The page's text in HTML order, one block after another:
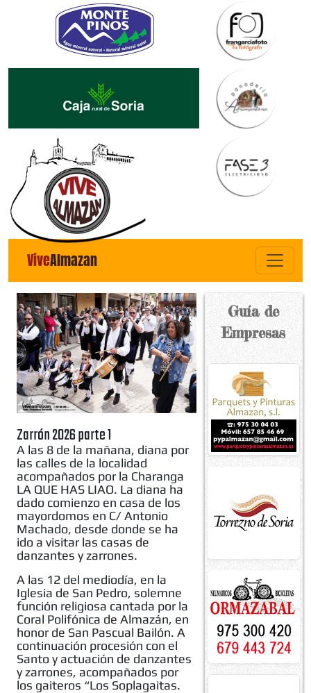
ViveAlmazan
Zarrón 2026 parte 1
A las 8 de la mañana, diana por
las calles de la localidad
acompañados por la Charanga
LA QUE HAS LIAO. La diana ha
dado comienzo en casa de los
mayordomos en C/ Antonio
Machado, desde donde se ha
ido a visitar las casas de
danzantes y zarrones.
A las 12 del mediodía, en la
Iglesia de San Pedro, solemne
función religiosa cantada por la
Coral Polifónica de Almazán, en
honor de San Pascual Bailón. A
continuación procesión con el
Santo y actuación de danzantes
y zarrones, acompañados por
los gaiteros “Los Soplagaitas.
Guía de
Empresas